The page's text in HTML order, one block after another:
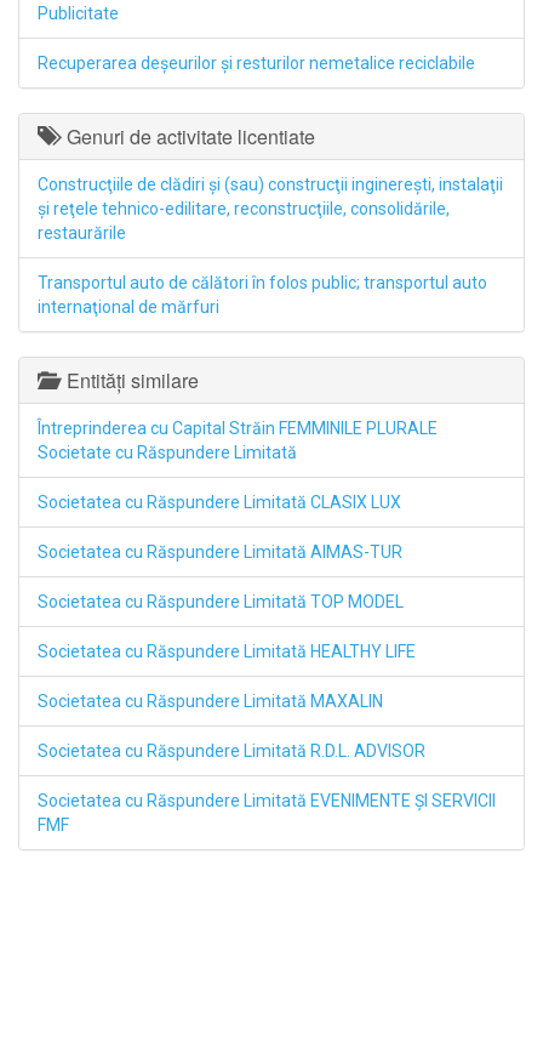
Publicitate
Recuperarea deşeurilor şi resturilor nemetalice reciclabile
Genuri de activitate licentiate
Construcţiile de clădiri şi (sau) construcţii inginereşti, instalaţii
şi reţele tehnico-edilitare, reconstrucţiile, consolidările,
restaurările
Transportul auto de călători în folos public; transportul auto
internaţional de mărfuri
Entități similare
Întreprinderea cu Capital Străin FEMMINILE PLURALE
Societate cu Răspundere Limitată
Societatea cu Răspundere Limitată CLASIX LUX
Societatea cu Răspundere Limitată AIMAS-TUR
Societatea cu Răspundere Limitată TOP MODEL
Societatea cu Răspundere Limitată HEALTHY LIFE
Societatea cu Răspundere Limitată MAXALIN
Societatea cu Răspundere Limitată R.D.L. ADVISOR
Societatea cu Răspundere Limitată EVENIMENTE ŞI SERVICII
FMF